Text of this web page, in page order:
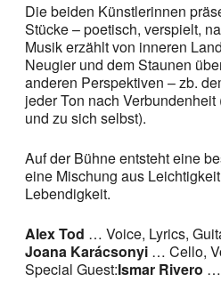
Die beiden Künstlerinnen
Stücke – poetisch, verspielt,
Musik erzählt von inneren
Neugier und dem Staunen
anderen Perspektiven – zb.
jeder Ton nach
und zu sich selbst).
Auf der Bühne entsteht eine
eine Mischung aus
Lebendigkeit.
Alex Tod … Voice, Lyrics,
Joana Karácsonyi… Cello,
Special Guest:Ismar Rivero …